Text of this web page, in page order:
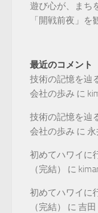
遊び心が、まち
「開戦前夜」を
最近のコメント
技術の記憶を辿
会社の歩み に
技術の記憶を辿
会社の歩み に
初めてハワイに
（完結）
に
初めてハワイに
（完結）
に 吉田